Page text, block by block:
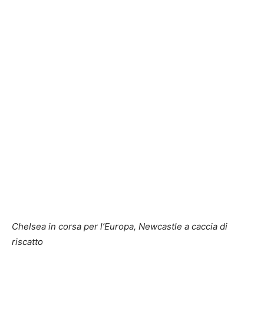
Chelsea in corsa per l’Europa, Newcastle a caccia di
riscatto